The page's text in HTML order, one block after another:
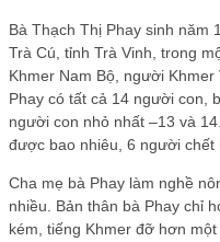
Bà Thạch Thị Phay sinh năm
Trà Cú, tỉnh Trà Vinh, trong
Khmer Nam Bộ, người
Phay có tất cả 14 người con,
người con nhỏ nhất –13 và
được bao nhiêu, 6 người chết
Cha mẹ bà Phay làm nghề
nhiều. Bản thân bà Phay chỉ
kém, tiếng Khmer đỡ hơn